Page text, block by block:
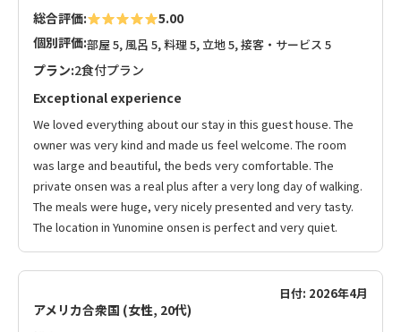
総合評価:
5.00
個別評価:部屋 5, 風呂 5, 料理 5, 立地 5, 接客・サービス 5
プラン:2食付プラン
Exceptional experience
We loved everything about our stay in this guest house. The
owner was very kind and made us feel welcome. The room
was large and beautiful, the beds very comfortable. The
private onsen was a real plus after a very long day of walking.
The meals were huge, very nicely presented and very tasty.
The location in Yunomine onsen is perfect and very quiet.
日付: 2026年4月
アメリカ合衆国 (女性, 20代)